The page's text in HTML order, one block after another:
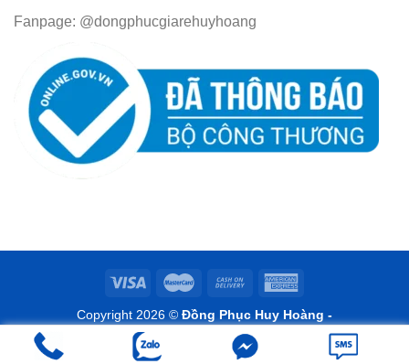
Fanpage: @dongphucgiarehuyhoang
Copyright 2026 © Đồng Phục Huy Hoàng -
www.dongphuchuyhoang.com
Design by www.doseoweb.com